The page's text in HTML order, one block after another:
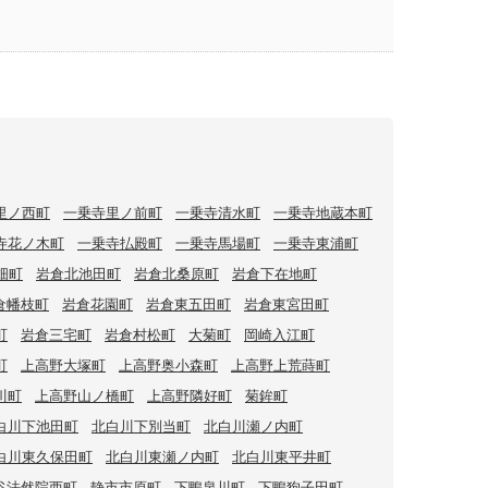
ノ西町 一乗寺里ノ前町 一乗寺清水町
一乗寺地蔵本町
花ノ木町 一乗寺払殿町 一乗寺馬場町
一乗寺東浦町
町 岩倉北池田町 岩倉北桑原町
岩倉下在地町
幡枝町 岩倉花園町 岩倉東五田町
岩倉東宮田町
岩倉三宅町 岩倉村松町 大菊町
岡崎入江町
上高野大塚町 上高野奥小森町
上高野上荒蒔町
町 上高野山ノ橋町 上高野隣好町
菊鉾町
川下池田町 北白川下別当町
北白川瀬ノ内町
川東久保田町 北白川東瀬ノ内町
北白川東平井町